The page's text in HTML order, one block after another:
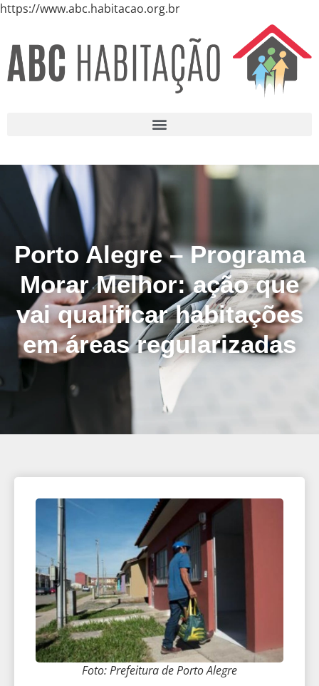
https://www.abc.habitacao.org.br
Porto Alegre – Programa
Morar Melhor: ação que
vai qualificar habitações
em áreas regularizadas
Foto: Prefeitura de Porto Alegre